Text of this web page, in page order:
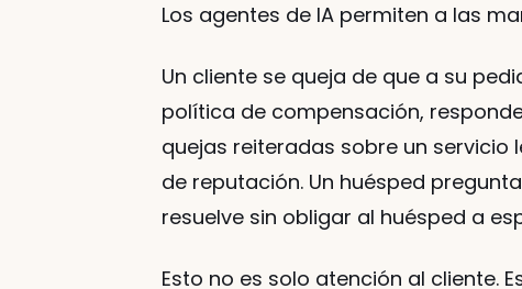
Los agentes de IA permiten a las
Un cliente se queja de que a su
política de compensación,
quejas reiteradas sobre un
de reputación. Un huésped
resuelve sin obligar al huésped a
Esto no es solo atención al cliente.